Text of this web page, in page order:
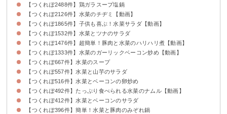
【つくれぽ2488件】鶏ガラスープ塩鍋
【つくれぽ2126件】水菜のチヂミ【動画】
【つくれぽ1865件】子供も喜ぶ！水菜サラダ【動画】
【つくれぽ1532件】水菜とツナのサラダ
【つくれぽ1476件】超簡単！豚肉と水菜のハリハリ煮【動画】
【つくれぽ1333件】水菜のガーリックベーコン炒め【動画】
【つくれぽ667件】水菜のスープ
【つくれぽ557件】水菜と山芋のサラダ
【つくれぽ516件】水菜とベーコンの卵炒め
【つくれぽ492件】たっぷり食べられる水菜のナムル【動画】
【つくれぽ412件】水菜とベーコンのサラダ
【つくれぽ396件】簡単！水菜と豚肉のみぞれ鍋